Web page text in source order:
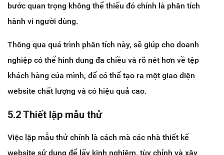
bước quan trọng không thể thiếu đó chính là phân tích
hành vi người dùng.
Thông qua quá trình phân tích này, sẽ giúp cho doanh
nghiệp có thể hình dung đa chiều và rõ nét hơn về tệp
khách hàng của mình, để có thể tạo ra một giao diện
website chất lượng và có hiệu quả cao.
5.2 Thiết lập mẫu thử
Việc lập mẫu thử chính là cách mà các nhà thiết kế
website sử dụng để lấy kinh nghiệm, tùy chỉnh và xây